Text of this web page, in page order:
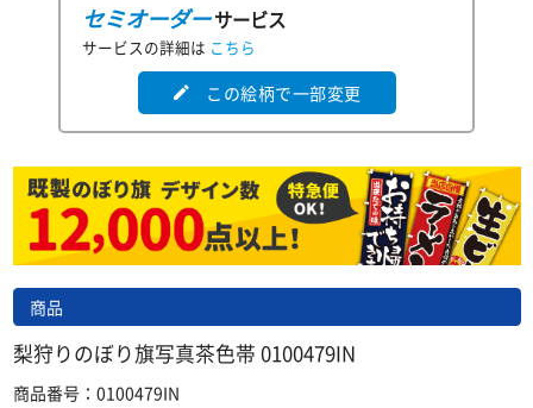
セミオーダーサービス
サービスの詳細は こちら
edit この絵柄で一部変更
商品
梨狩りのぼり旗写真茶色帯 0100479IN
商品番号：0100479IN